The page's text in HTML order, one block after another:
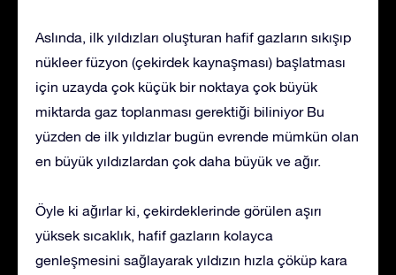
Aslında, ilk yıldızları oluşturan hafif gazların sıkışıp
nükleer füzyon (çekirdek kaynaşması) başlatması
için uzayda çok küçük bir noktaya çok büyük
miktarda gaz toplanması gerektiği biliniyor Bu
yüzden de ilk yıldızlar bugün evrende mümkün olan
en büyük yıldızlardan çok daha büyük ve ağır.
Öyle ki ağırlar ki, çekirdeklerinde görülen aşırı
yüksek sıcaklık, hafif gazların kolayca
genleşmesini sağlayarak yıldızın hızla çöküp kara